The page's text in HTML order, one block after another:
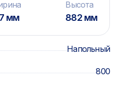
конфорки 340х320 мм
управление с ЖК-
— Электронный
нагрева
100 мм — Разборная
мм
Высота
882 мм
Напольный
800